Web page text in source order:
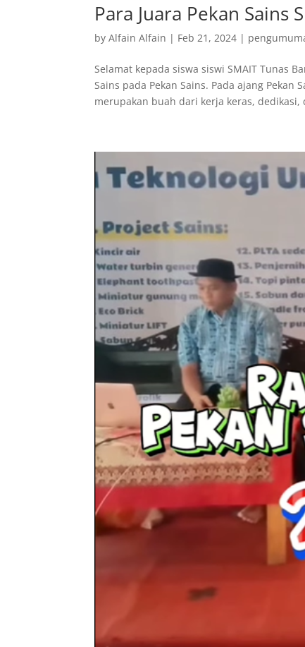
Para Juara Pekan Sains
byAlfain Alfain | Feb 21, 2024 |
Selamat kepada siswa siswi SMAIT Tunas
Sains pada Pekan Sains. Pada ajang
merupakan buah dari kerja keras, dedikasi,